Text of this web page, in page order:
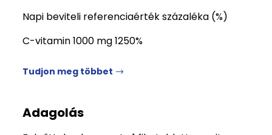
Napi beviteli referenciaérték százaléka (%)
C-vitamin 1000 mg 1250%
Tudjon meg többet
Adagolás